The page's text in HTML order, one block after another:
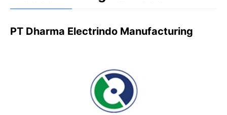
PT Dharma Electrindo Manufacturing